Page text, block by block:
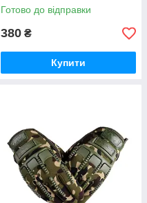
Готово до відправки
380 ₴
Купити